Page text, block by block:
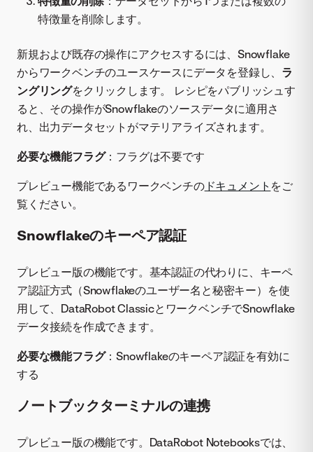
特徴量を削除します。
新規および既存の操作にアクセスするには、Snowflake
からワークベンチのユースケースにデータを登録し、 ラ
ングリングをクリックします。 レシピをパブリッシュす
ると、その操作がSnowflakeのソースデータに適用さ
れ、出力データセットがマテリアライズされます。
必要な機能フラグ：フラグは不要です
プレビュー機能であるワークベンチのドキュメント をご
覧ください。
Snowflakeのキーペア認証
プレビュー版の機能です。基本認証の代わりに、キーペ
ア認証方式（Snowflakeのユーザー名と秘密キー）を使
用して、DataRobot ClassicとワークベンチでSnowflake
データ接続を作成できます。
必要な機能フラグ：Snowflakeのキーペア認証を有効に
する
ノートブックターミナルの連携
プレビュー版の機能です。DataRobot Notebooksでは、